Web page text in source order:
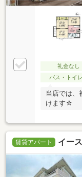
礼金なし
バス・トイ
当店では、
けます☆
賃貸アパート イー